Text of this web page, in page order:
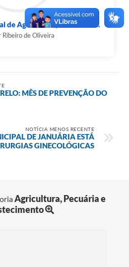
de Agricultura, Pecuária e...
Ribeiro de Oliveira
MÊS DE PREVENÇÃO DO
NOTÍCIA MENOS RECENTE
DE JANUÁRIA ESTÁ
GINECOLÓGICAS
Agricultura, Pecuária e